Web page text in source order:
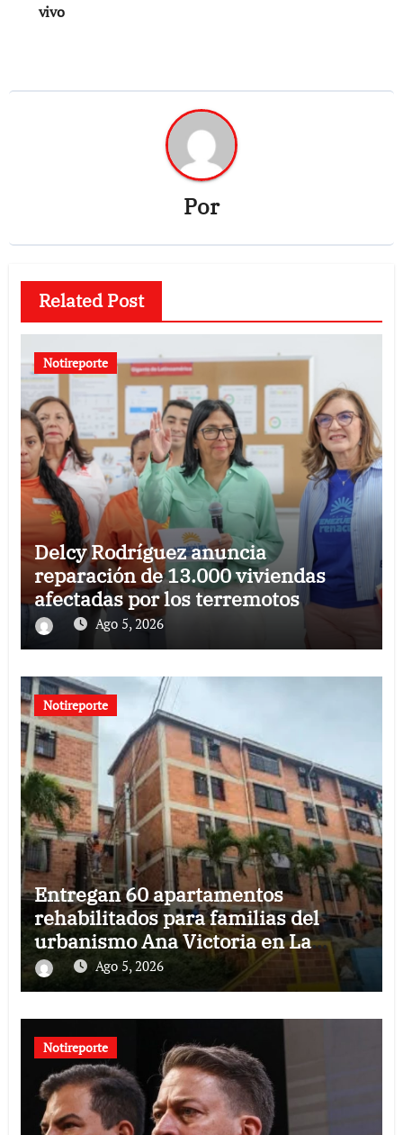
vivo
Por
Related Post
Notireporte
Delcy Rodríguez anuncia
reparación de 13.000 viviendas
afectadas por los terremotos
Ago 5, 2026
Notireporte
Entregan 60 apartamentos
rehabilitados para familias del
urbanismo Ana Victoria en La
GuairaAgo 5, 2026
Notireporte